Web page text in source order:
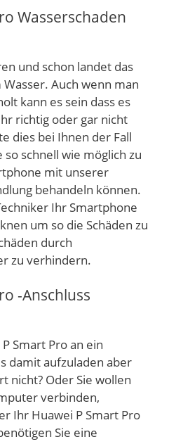
Wasserschaden
und schon landet das
Auch wenn man
kann es sein dass es
richtig oder gar nicht
dies bei Ihnen der Fall
schnell wie möglich zu
mit unserer
behandeln können.
Ihr Smartphone
um so die Schäden zu
durch
zu verhindern.
-Anschluss
Smart Pro an ein
damit aufzuladen aber
nicht? Oder Sie wollen
verbinden,
Ihr Huawei P Smart Pro
Sie eine